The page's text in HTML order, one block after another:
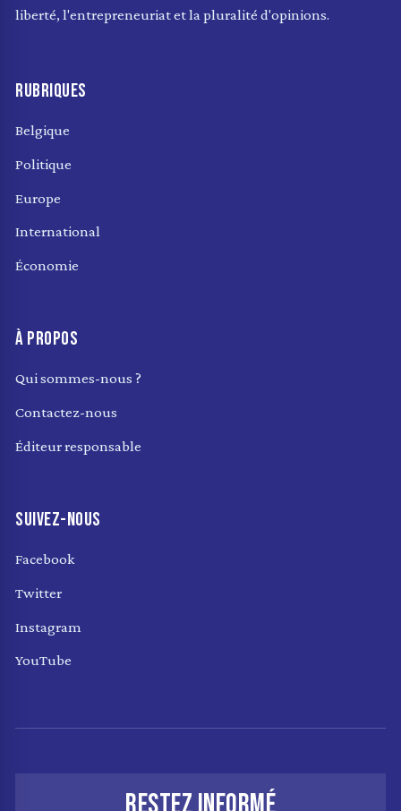
liberté, l'entrepreneuriat et la pluralité d'opinions.
RUBRIQUES
Belgique
Politique
Europe
International
Économie
À PROPOS
Qui sommes-nous ?
Contactez-nous
Éditeur responsable
SUIVEZ-NOUS
Facebook
Twitter
Instagram
YouTube